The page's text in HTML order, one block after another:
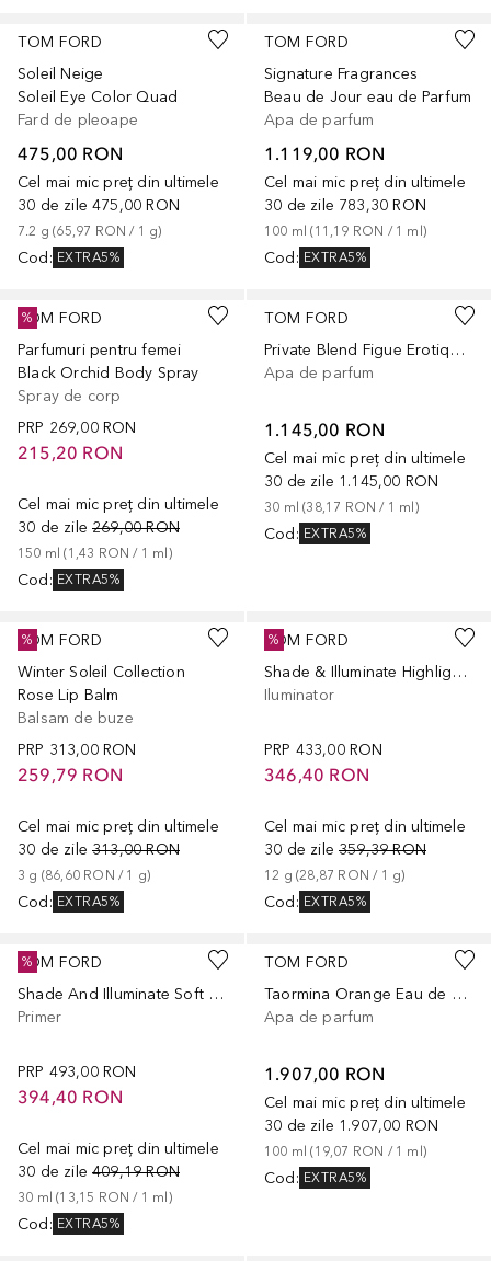
TOM FORD
Soleil Neige
Soleil Eye Color Quad
Fard de pleoape
475,00 RON
Cel mai mic preț din ultimele
30 de zile 475,00 RON
7.2 g (65,97 RON / 1 g)
Cod : EXTRA5%
TOM FORD
Signature Fragrances
Beau de Jour eau de Parfum
Apa de parfum
1.119,00 RON
Cel mai mic preț din ultimele
30 de zile 783,30 RON
100 ml (11,19 RON / 1 ml)
Cod : EXTRA5%
TOM FORD
Parfumuri pentru femei
Black Orchid Body Spray
Spray de corp
PRP 269,00 RON
215,20 RON
Cel mai mic preț din ultimele
30 de zile 269,00 RON
150 ml (1,43 RON / 1 ml)
Cod : EXTRA5%
%
TOM FORD
Private Blend Figue Erotique Eau de Parfum
Apa de parfum
1.145,00 RON
Cel mai mic preț din ultimele
30 de zile 1.145,00 RON
30 ml (38,17 RON / 1 ml)
Cod : EXTRA5%
TOM FORD
Winter Soleil Collection
Rose Lip Balm
Balsam de buze
PRP 313,00 RON
259,79 RON
Cel mai mic preț din ultimele
30 de zile 313,00 RON
3 g (86,60 RON / 1 g)
Cod : EXTRA5%
%
TOM FORD
Shade & Illuminate Highlighting Duo
Iluminator
PRP 433,00 RON
346,40 RON
Cel mai mic preț din ultimele
30 de zile 359,39 RON
12 g (28,87 RON / 1 g)
Cod : EXTRA5%
%
TOM FORD
Shade And Illuminate Soft Radiance SPF 25
Primer
PRP 493,00 RON
394,40 RON
Cel mai mic preț din ultimele
30 de zile 409,19 RON
30 ml (13,15 RON / 1 ml)
Cod : EXTRA5%
%
TOM FORD
Taormina Orange Eau de Parfum
Apa de parfum
1.907,00 RON
Cel mai mic preț din ultimele
30 de zile 1.907,00 RON
100 ml (19,07 RON / 1 ml)
Cod : EXTRA5%